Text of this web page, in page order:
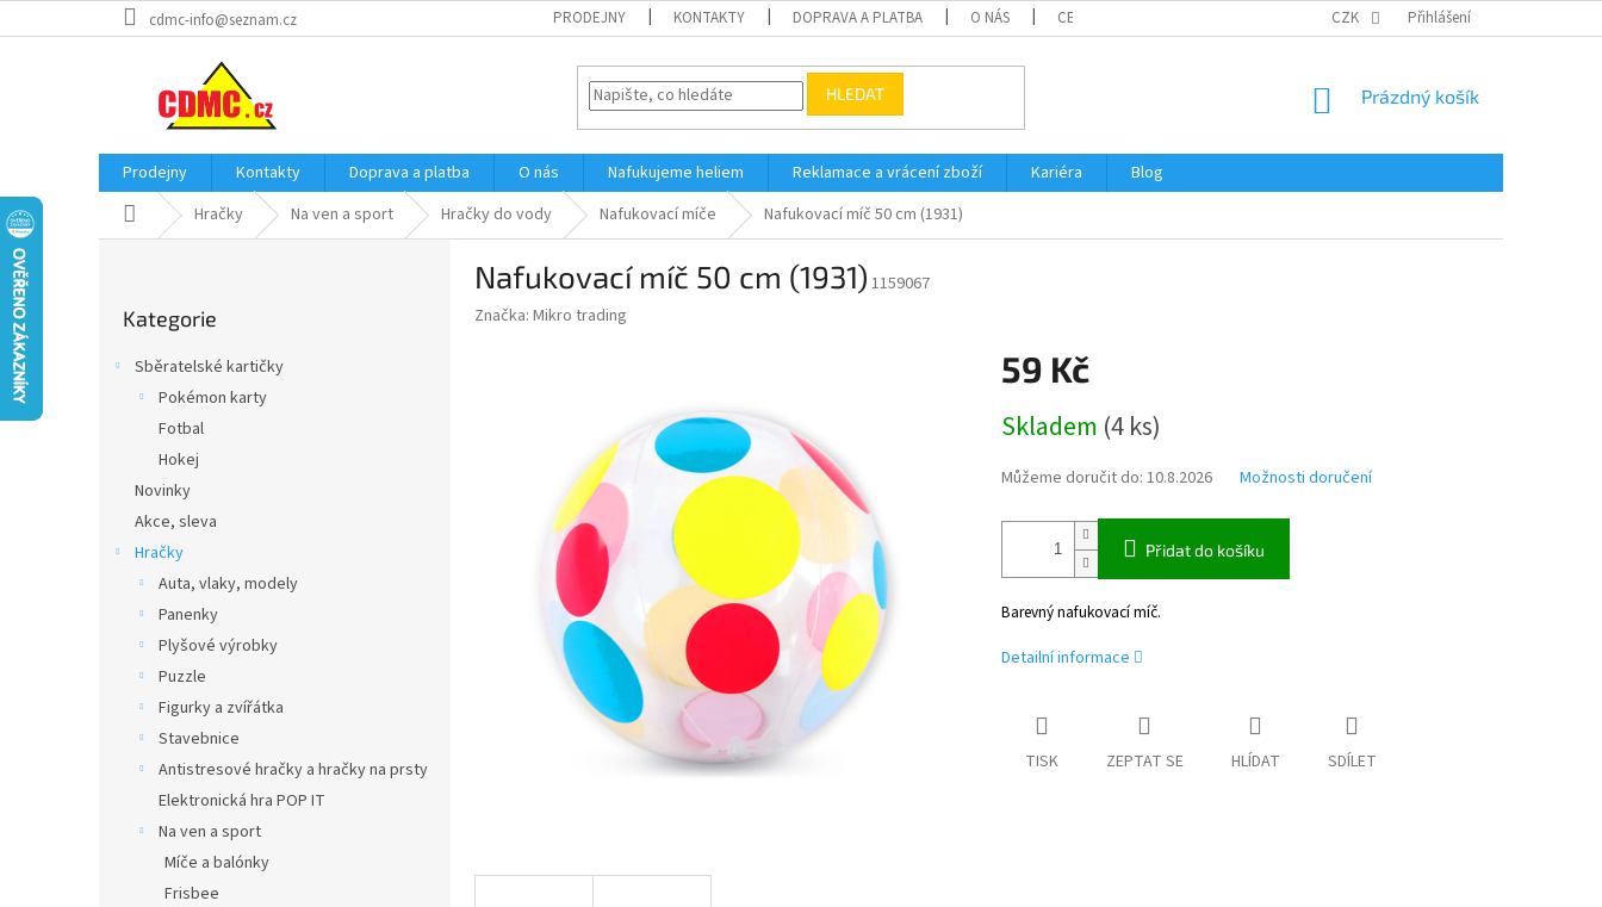
na
cdmc-info@seznam.cz PRODEJNY KONTAKTY DOPRAVA A PLATBA O NÁS CERTIFIKÁTY A NÁVODY OBCHODNÍ PODMÍNKY OCHRANA OSOBNÍCH
CZK Přihlášení
HLEDAT
NÁKUPNÍ
Prázdný košík
Prodejny Kontakty Doprava a platba O nás Nafukujeme heliem Reklamace a vrácení zboží Kariéra
Blog
Domů Hračky Na ven a sport Hračky do vody Nafukovací míče Nafukovací míč 50 cm (1931)
kategorie
Kategorie
Sběratelské kartičky
Pokémon karty
Fotbal
Hokej
Novinky
Akce, sleva
Hračky
Auta, vlaky, modely
Panenky
Plyšové výrobky
Puzzle
Figurky a zvířátka
Stavebnice
Antistresové hračky a hračky na prsty
Elektronická hra POP IT
Na ven a sport
Míče a balónky
Frisbee
Nafukovací míč 50 cm (1931) 1159067
Značka: Mikro trading
59 Kč
cena:
Skladem (4 ks)
Můžeme doručit do: 10.8.2026 Možnosti doručení
Přidat do košíku
Barevný nafukovací míč.
Detailní informace
TISK ZEPTAT SE HLÍDAT SDÍLET